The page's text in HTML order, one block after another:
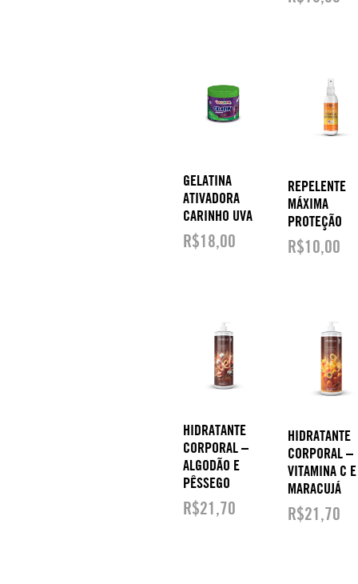
GELATINA
ATIVADORA
CARINHO UVA
R$18,00
REPELENTE
MÁXIMA
PROTEÇÃO
R$10,00
HIDRATANTE
CORPORAL –
ALGODÃO E
PÊSSEGO
R$21,70
HIDRATANTE
CORPORAL –
VITAMINA C E
MARACUJÁ
R$21,70